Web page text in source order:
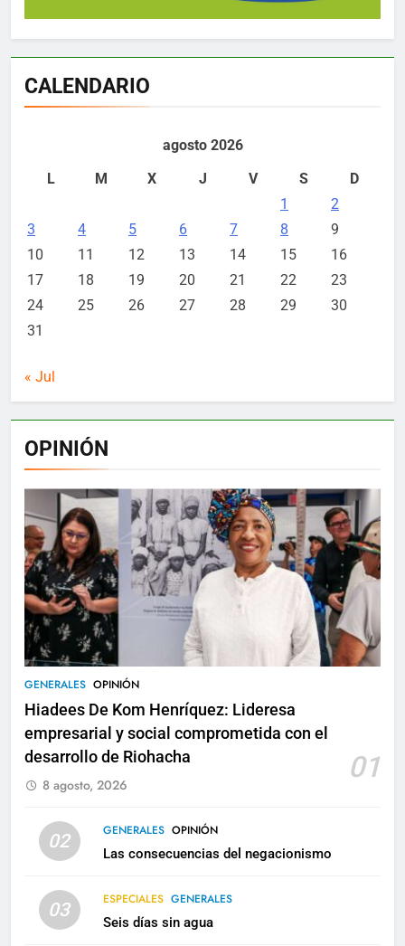
CALENDARIO
agosto 2026
L
M X J V S
D
1
2
3
4 5 6 7 8
9
10
11 12 13 14 15
16
17
18 19 20 21 22
23
24
25 26 27 28 29
30
31
« Jul
OPINIÓN
GENERALES OPINIÓN
Hiadees De Kom Henríquez: Lideresa
empresarial y social comprometida con el
desarrollo de Riohacha
01
8 agosto, 2026
02 GENERALES OPINIÓN
Las consecuencias del negacionismo
03 ESPECIALES GENERALES
Seis días sin agua